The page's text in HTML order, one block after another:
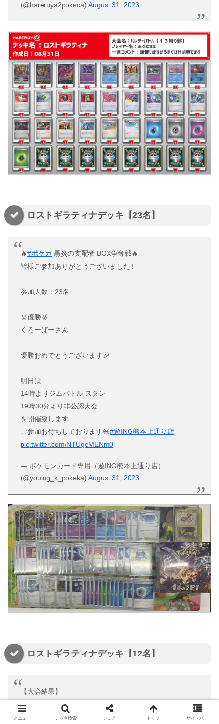
(@hareruya2pokeca)August 31, 2023
ロストギラティナデッキ【23名】
🔥#ポケカ 黒炎の支配者 BOX争奪戦🔥
皆様ご参加ありがとうございました‼️
参加人数：23名
🥇優勝🥇
くろーばーさん
優勝おめでとうございます🎉
明日は
14時よりジムバトル スタン
19時30分より非公認大会
を開催致します
ご参加お待ちしております😆#遊ING熊本上通り店
pic.twitter.com/NTUgeMENm0
— ポケモンカード専用（遊ING熊本上通り店）
(@youing_k_pokeka)August 31, 2023
ロストギラティナデッキ【12名】
【大会結果】
8/31 ミニOceanトナメは参加者 12名での開催！
優勝はりゅうとさんのロストギラティナデッキです！
メニュー デッキ検索 シェア トップ サイドバー